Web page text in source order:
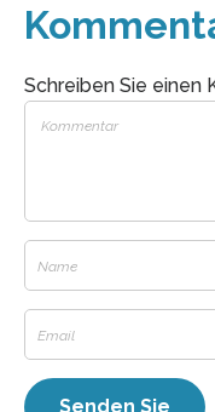
Schreiben Sie einen